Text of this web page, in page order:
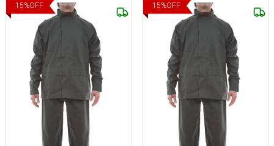
15%OFF 15%OFF